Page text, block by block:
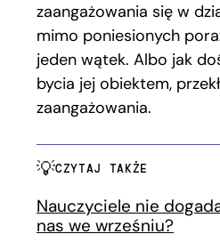
zaangażowania się w
mimo poniesionych
jeden wątek. Albo jak
bycia jej obiektem,
zaangażowania.
CZYTAJ TAKŻE
Nauczyciele nie
nas we wrześniu?